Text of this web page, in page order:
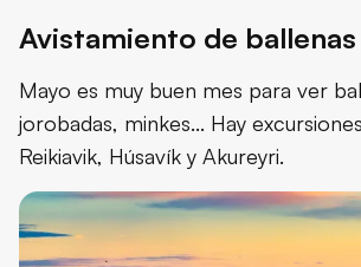
Avistamiento de ballenas
Mayo es muy buen mes para ver
jorobadas, minkes... Hay
Reikiavik, Húsavík y Akureyri.